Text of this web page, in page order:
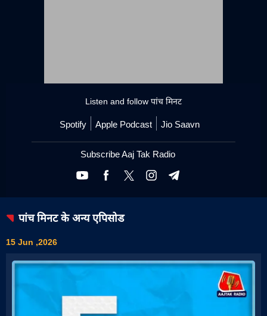
Listen and follow पांच मिनट
Spotify Apple Podcast Jio Saavn
Subscribe Aaj Tak Radio
पांच मिनटके अन्य एपिसोड
15 Jun ,2026